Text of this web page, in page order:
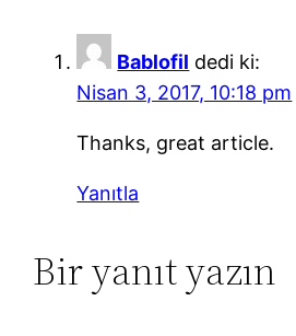
Bablofil dedi ki:
Nisan 3, 2017, 10:18 pm
Thanks, great article.
Yanıtla
Bir yanıt yazın